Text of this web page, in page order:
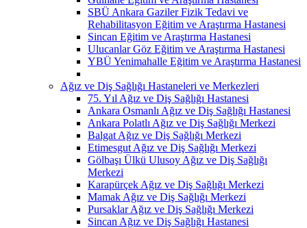
SBÜ Ankara Gaziler Fizik Tedavi ve
Rehabilitasyon Eğitim ve Araştırma Hastanesi
Sincan Eğitim ve Araştırma Hastanesi
Ulucanlar Göz Eğitim ve Araştırma Hastanesi
YBÜ Yenimahalle Eğitim ve Araştırma Hastanesi
Ağız ve Diş Sağlığı Hastaneleri ve Merkezleri
75. Yıl Ağız ve Diş Sağlığı Hastanesi
Ankara Osmanlı Ağız ve Diş Sağlığı Hastanesi
Ankara Polatlı Ağız ve Diş Sağlığı Merkezi
Balgat Ağız ve Diş Sağlığı Merkezi
Etimesgut Ağız ve Diş Sağlığı Merkezi
Gölbaşı Ülkü Ulusoy Ağız ve Diş Sağlığı
Merkezi
Karapürçek Ağız ve Diş Sağlığı Merkezi
Mamak Ağız ve Diş Sağlığı Merkezi
Pursaklar Ağız ve Diş Sağlığı Merkezi
Sincan Ağız ve Diş Sağlığı Hastanesi